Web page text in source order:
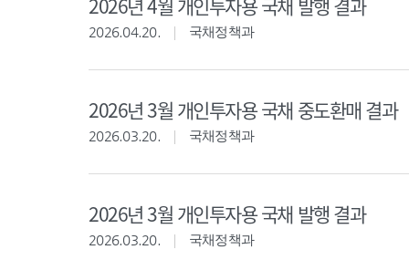
2026년 4월 개인투자용 국채 발행 결과
2026.04.20. 국채정책과
2026년 3월 개인투자용 국채 중도환매 결과
2026.03.20. 국채정책과
2026년 3월 개인투자용 국채 발행 결과
2026.03.20. 국채정책과